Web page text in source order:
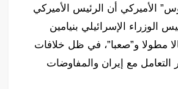
الأميركي أن الرئيس الأميركي
الوزراء الإسرائيلي بنيامين
مطولا و”صعبا”، في ظل خلافات
التعامل مع إيران والمفاوضات